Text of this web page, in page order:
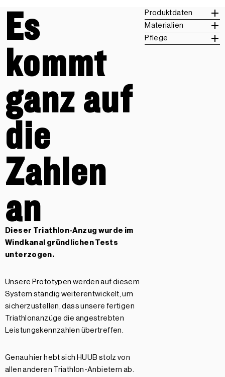
Es
kommt
ganz auf
die
Zahlen
an
Dieser Triathlon-Anzug wurde im
Windkanal gründlichen Tests
unterzogen.
Unsere Prototypen werden auf diesem
System ständig weiterentwickelt, um
sicherzustellen, dass unsere fertigen
Triathlonanzüge die angestrebten
Leistungskennzahlen übertreffen.
Genau hier hebt sich HUUB stolz von
allen anderen Triathlon-Anbietern ab.
Produktdaten
Materialien
Pflege